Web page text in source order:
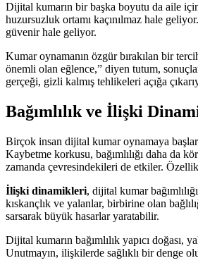
Dijital kumarın bir başka boyutu da aile
huzursuzluk ortamı kaçınılmaz hale
güvenir hale geliyor.
Kumar oynamanın özgür bırakılan bir
önemli olan eğlence,” diyen tutum,
gerçeği, gizli kalmış tehlikeleri açığa
Bağımlılık ve İlişki
Birçok insan dijital kumar oynamaya
Kaybetme korkusu, bağımlılığı daha da
zamanda çevresindekileri de etkiler.
İlişki dinamikleri, dijital kumar
kıskançlık ve yalanlar, birbirine olan
sarsarak büyük hasarlar yaratabilir.
Dijital kumarın bağımlılık yapıcı
Unutmayın, ilişkilerde sağlıklı bir denge